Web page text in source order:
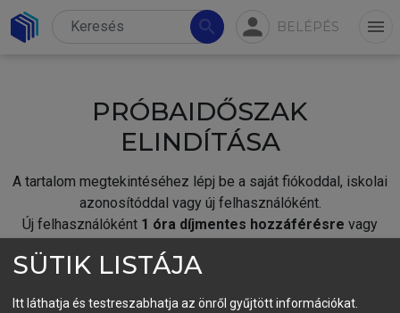
search person BELÉPÉS menu
PRÓBAIDŐSZAK
ELINDÍTÁSA
A tartalom megtekintéséhez lépj be a saját fiókoddal, iskolai
azonosítóddal vagy új felhasználóként.
Új felhasználóként 1 óra díjmentes hozzáférésre vagy
fiókoddal,vagy hozz létre új fiókot.
SÜTIK LISTÁJA
Itt láthatja és testreszabhatja az önről gyűjtött információkat.